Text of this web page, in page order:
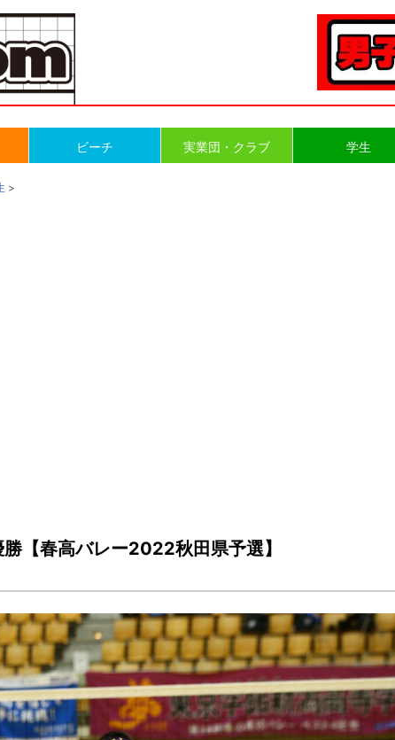
ビーチ 実業団・クラブ 学生
>
【春高バレー2022秋田県予選】